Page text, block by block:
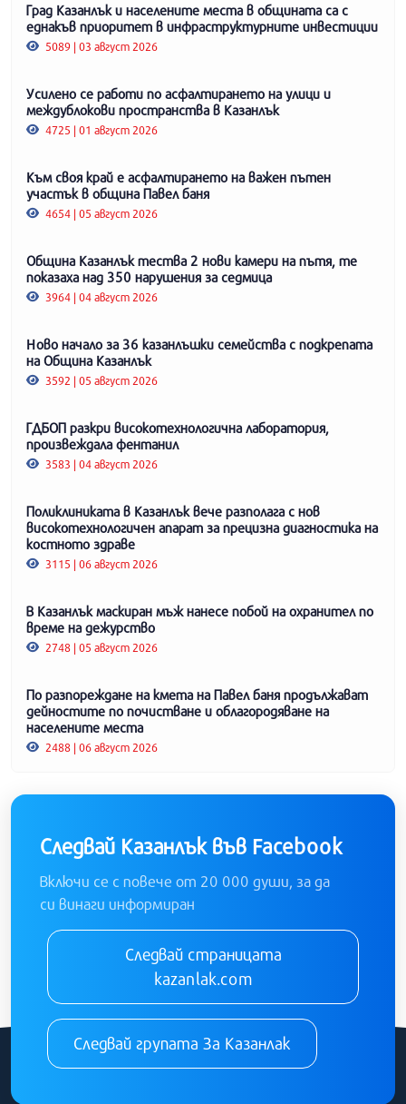
Град Казанлък и населените места в общината са с
еднакъв приоритет в инфраструктурните инвестиции
5089 | 03 август 2026
Усилено се работи по асфалтирането на улици и
междублокови пространства в Казанлък
4725 | 01 август 2026
Към своя край е асфалтирането на важен пътен
участък в община Павел баня
4654 | 05 август 2026
Община Казанлък тества 2 нови камери на пътя, те
показаха над 350 нарушения за седмица
3964 | 04 август 2026
Ново начало за 36 казанлъшки семейства с подкрепата
на Община Казанлък
3592 | 05 август 2026
ГДБОП разкри високотехнологична лаборатория,
произвеждала фентанил
3583 | 04 август 2026
Поликлиниката в Казанлък вече разполага с нов
високотехнологичен апарат за прецизна диагностика на
костното здраве
3115 | 06 август 2026
В Казанлък маскиран мъж нанесе побой на охранител по
време на дежурство
2748 | 05 август 2026
По разпореждане на кмета на Павел баня продължават
дейностите по почистване и облагородяване на
населените места
2488 | 06 август 2026
Следвай Казанлък във Facebook
Включи се с повече от 20 000 души, за да
си винаги информиран
Следвай страницата
kazanlak.com
Следвай групата За Казанлак